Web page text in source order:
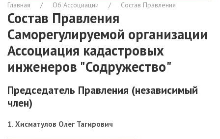
Главная Об Ассоциации Состав Правления
Состав Правления
Саморегулируемой организации
Ассоциация кадастровых
инженеров "Содружество"
Председатель Правления (независимый
член)
1. Хисматулов Олег Тагирович